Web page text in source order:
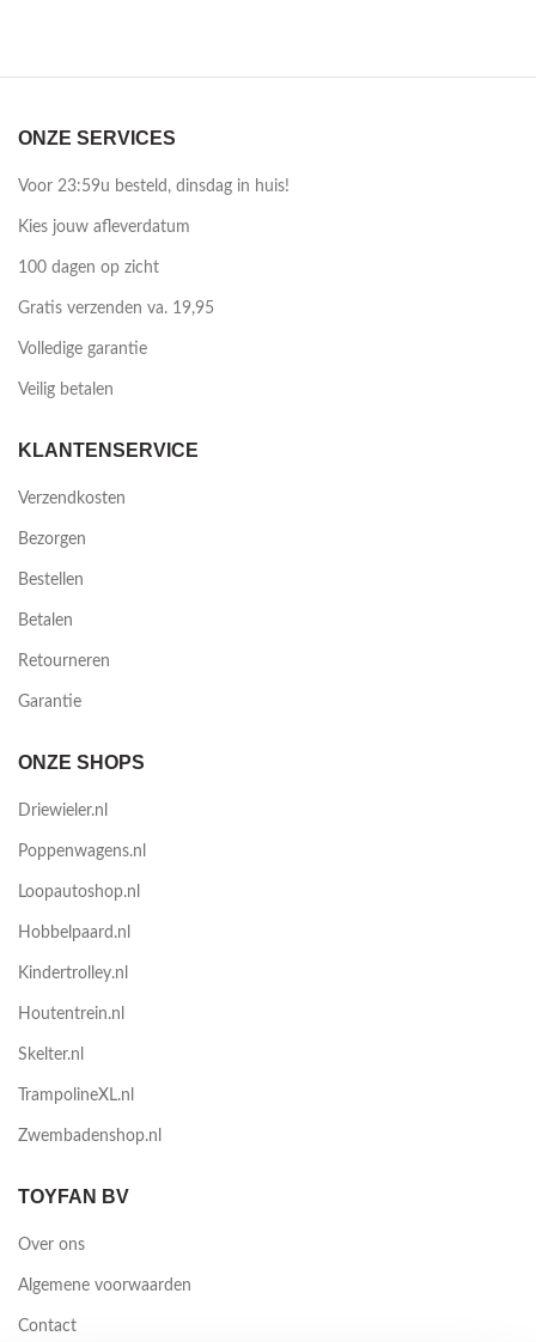
ONZE SERVICES
Voor 23:59u besteld, dinsdag in huis!
Kies jouw afleverdatum
100 dagen op zicht
Gratis verzenden va. 19,95
Volledige garantie
Veilig betalen
KLANTENSERVICE
Verzendkosten
Bezorgen
Bestellen
Betalen
Retourneren
Garantie
ONZE SHOPS
Driewieler.nl
Poppenwagens.nl
Loopautoshop.nl
Hobbelpaard.nl
Kindertrolley.nl
Houtentrein.nl
Skelter.nl
TrampolineXL.nl
Zwembadenshop.nl
TOYFAN BV
Over ons
Algemene voorwaarden
Contact